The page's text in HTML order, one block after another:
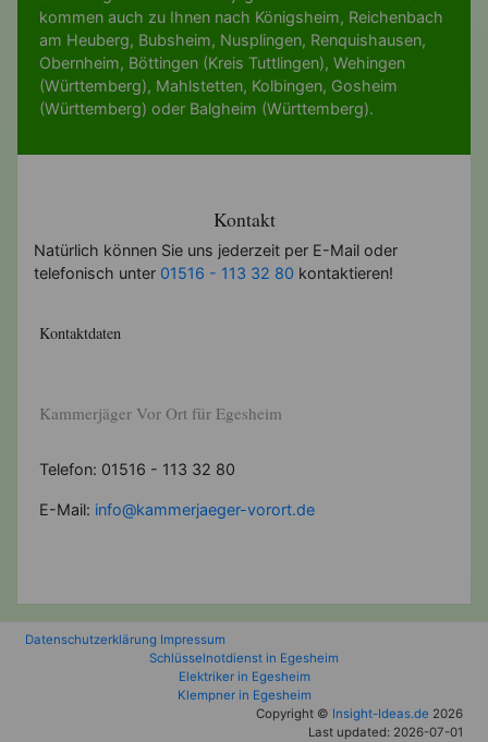
kommen auch zu Ihnen nach Königsheim, Reichenbach
am Heuberg, Bubsheim, Nusplingen, Renquishausen,
Obernheim, Böttingen (Kreis Tuttlingen), Wehingen
(Württemberg), Mahlstetten, Kolbingen, Gosheim
(Württemberg) oder Balgheim (Württemberg).
Kontakt
Natürlich können Sie uns jederzeit per E-Mail oder
telefonisch unter 01516 - 113 32 80 kontaktieren!
Kontaktdaten
Kammerjäger Vor Ort für Egesheim
Telefon: 01516 - 113 32 80
E-Mail: info@kammerjaeger-vorort.de
Datenschutzerklärung Impressum
Schlüsselnotdienst in Egesheim
Elektriker in Egesheim
Klempner in Egesheim
Copyright © Insight-Ideas.de 2026
Last updated: 2026-07-01